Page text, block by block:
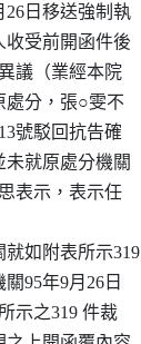
26日移送強制執
收受前開函件後
議（業經本院
處分，張○雯不
號駁回抗告確
未就原處分機關
表示，表示任
就如附表所示319
關95年9月26日
示之319 件裁